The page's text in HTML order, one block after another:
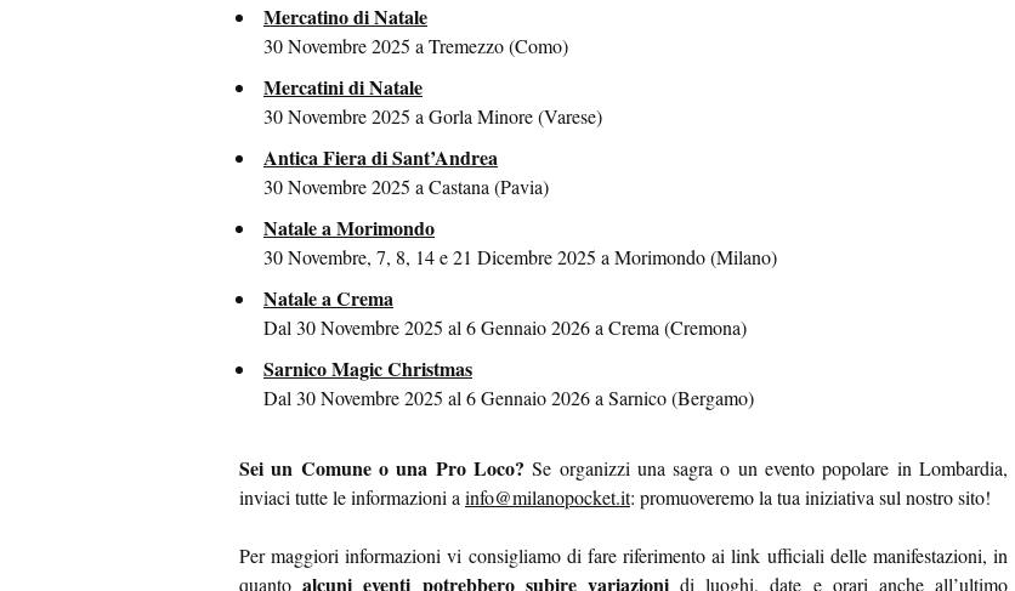
Mercatino di Natale
30 Novembre 2025 a Tremezzo (Como)
Mercatini di Natale
30 Novembre 2025 a Gorla Minore (Varese)
Antica Fiera di Sant’Andrea
30 Novembre 2025 a Castana (Pavia)
Natale a Morimondo
30 Novembre, 7, 8, 14 e 21 Dicembre 2025 a Morimondo (Milano)
Natale a Crema
Dal 30 Novembre 2025 al 6 Gennaio 2026 a Crema (Cremona)
Sarnico Magic Christmas
Dal 30 Novembre 2025 al 6 Gennaio 2026 a Sarnico (Bergamo)
Sei un Comune o una Pro Loco? Se organizzi una sagra o un evento popolare in Lombardia,
inviaci tutte le informazioni ainfo@milanopocket.it: promuoveremo la tua iniziativa sul nostro sito!
Per maggiori informazioni vi consigliamo di fare riferimento ai link ufficiali delle manifestazioni, in
quantoalcuni eventi potrebbero subire variazionidi luoghi, date e orari anche all’ultimo